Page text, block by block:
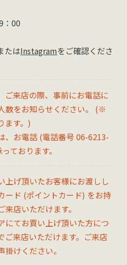
：00
たはInstagramをご確認くださ
ご来店の際、事前にお電話に
数をお知らせください。 (※
ます。)
、お電話 (電話番号 06-6213-
ております。
上げ頂いたお客様にお渡しし
ード (ポイントカード) をお持
店いただけます。
にてお買い上げ頂いた方につ
ご来店いただけます。ご来店
けください。